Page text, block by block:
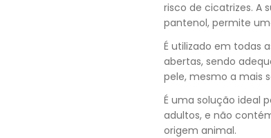
risco de cicatrizes. A
pantenol, permite
É utilizado em todas
abertas, sendo
pele, mesmo a mais
É uma solução ideal
adultos, e não
origem animal.